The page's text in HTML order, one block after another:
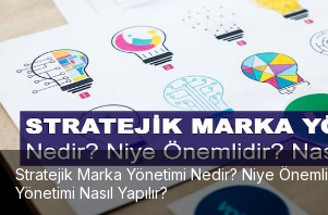
Stratejik Marka Yönetimi Nedir? Niye
Yönetimi Nasıl Yapılır?